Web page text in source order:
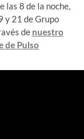
las 8 de la noche,
y 21 de Grupo
de nuestro
de Pulso